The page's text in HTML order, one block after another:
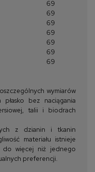
69
69
69
69
69
69
69
wymiarów
bez naciągania
talii i biodrach
z dzianin i tkanin
materiału istnieje
do więcej niż jednego
preferencji.